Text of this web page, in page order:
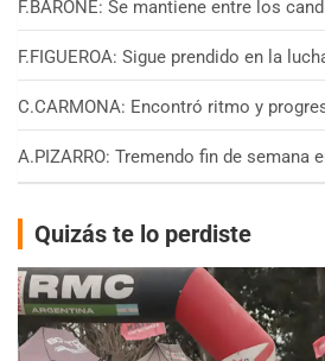
F.BARONE: Se mantiene entre los
F.FIGUEROA: Sigue prendido en la
C.CARMONA: Encontró ritmo y
A.PIZARRO: Tremendo fin de semana
Quizás te lo perdiste